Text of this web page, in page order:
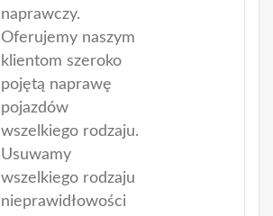
naprawczy.
Oferujemy naszym
klientom szeroko
pojętą naprawę
pojazdów
wszelkiego rodzaju.
Usuwamy
wszelkiego rodzaju
nieprawidłowości